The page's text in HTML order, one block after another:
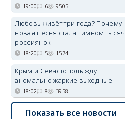
19:00 6 9505
Любовь живёт три года? Почему
новая песня стала гимном тысяч
россиянок
18:20 5 1574
Крым и Севастополь ждут
аномально жаркие выходные
18:02 8 3958
Показать все новости